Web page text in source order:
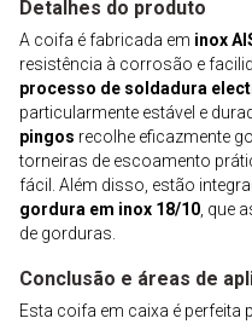
Detalhes do produto
A coifa é fabricada em inox
resistência à corrosão e
processo de soldadura
particularmente estável e
pingos recolhe eficazmente
torneiras de escoamento
fácil. Além disso, estão
gordura em inox 18/10 , que
de gorduras.
Conclusão e áreas de
Esta coifa em caixa é perfeita